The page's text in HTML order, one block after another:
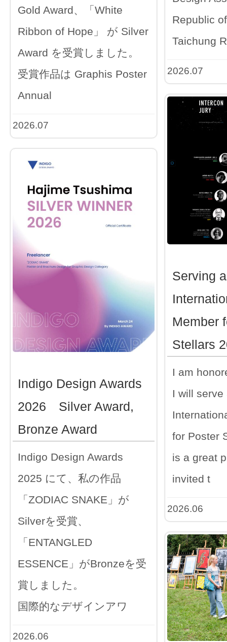
Republic
Taichung
2026.07
Gold Award、「White
Ribbon of Hope」 が Silver
Award を受賞しました。
受賞作品は Graphis Poster
Annual
2026.07
Serving
Member
Stellars
I am
I will serve
for Poster
is a great
invited t
2026.06
Indigo Design Awards
2026 Silver Award,
Bronze Award
Indigo Design Awards
2025 にて、私の作品
「ZODIAC SNAKE」が
Silverを受賞、
「ENTANGLED
ESSENCE」がBronzeを受
賞しました。
国際的なデザインアワ
2026.06